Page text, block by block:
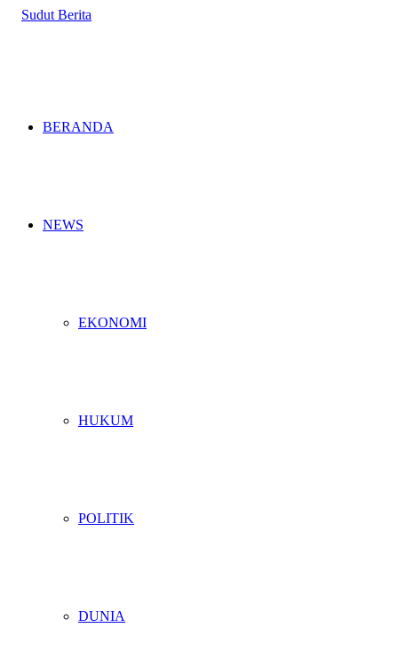
BERANDA
NEWS
EKONOMI
HUKUM
POLITIK
DUNIA